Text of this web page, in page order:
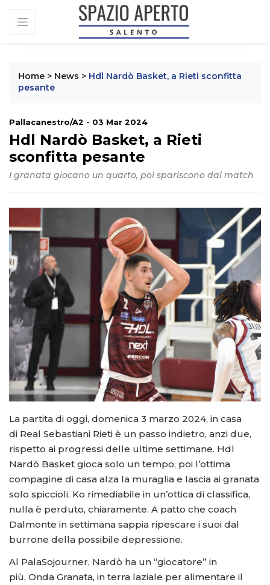
Home > News > Hdl Nardò Basket, a Rieti sconfitta
pesante
Pallacanestro/A2 - 03 Mar 2024
Hdl Nardò Basket, a Rieti
sconfitta pesante
I granata giocano un quarto, poi spariscono dal match
La partita di oggi, domenica 3 marzo 2024, in casa
di Real Sebastiani Rieti è un passo indietro, anzi due,
rispetto ai progressi delle ultime settimane. Hdl
Nardò Basket gioca solo un tempo, poi l’ottima
compagine di casa alza la muraglia e lascia ai granata
solo spiccioli. Ko rimediabile in un’ottica di classifica,
nulla è perduto, chiaramente. A patto che coach
Dalmonte in settimana sappia ripescare i suoi dal
burrone della possibile depressione.
Al PalaSojourner, Nardò ha un “giocatore” in
più, Onda Granata, in terra laziale per alimentare il